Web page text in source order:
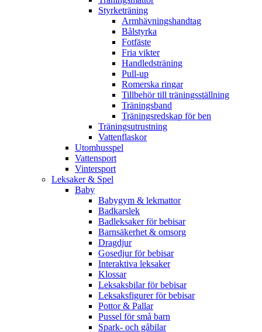
Styrketräning
Armhävningshandtag
Bålstyrka
Fotfäste
Fria vikter
Handledsträning
Pull-up
Romerska ringar
Tillbehör till träningsställning
Träningsband
Träningsredskap för ben
Träningsutrustning
Vattenflaskor
Utomhusspel
Vattensport
Vintersport
Leksaker & Spel
Baby
Babygym & lekmattor
Badkarslek
Badleksaker för bebisar
Barnsäkerhet & omsorg
Dragdjur
Gosedjur för bebisar
Interaktiva leksaker
Klossar
Leksaksbilar för bebisar
Leksaksfigurer för bebisar
Pottor & Pallar
Pussel för små barn
Spark- och gåbilar